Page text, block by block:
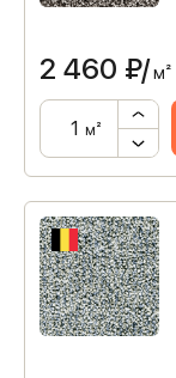
2 460 ₽/м²
м²